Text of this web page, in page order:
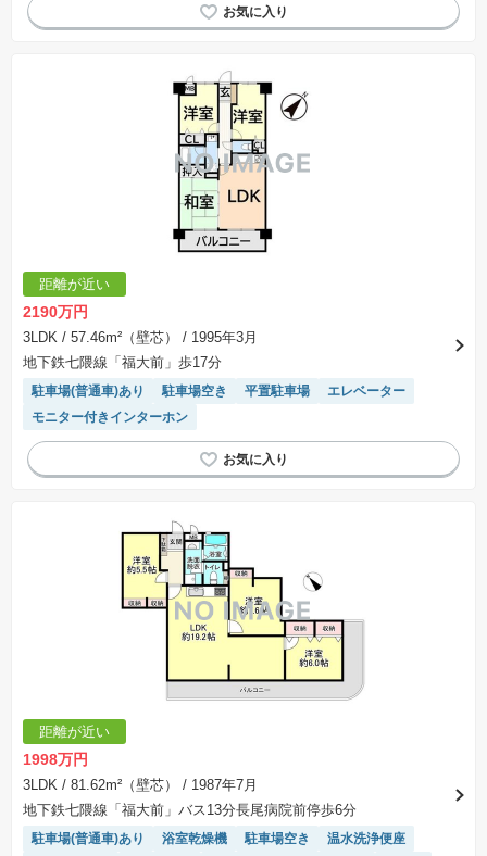
駐輪場・バイク置き場
宅配ボックス システムキッチン
距離が近い
2190万円
3LDK / 57.46m²（壁芯）
/ 1995年3月
地下鉄七隈線「福大前」歩17分
駐車場(普通車)あり 駐車場空き 平置駐車場
エレベーター
モニター付きインターホン
距離が近い
1998万円
3LDK / 81.62m²（壁芯）
/ 1987年7月
地下鉄七隈線「福大前」バス13分長尾病院前停歩6分
駐車場(普通車)あり 浴室乾燥機 駐車場空き
温水洗浄便座